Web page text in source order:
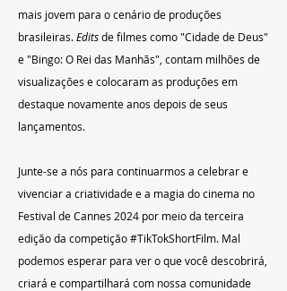
mais jovem para o cenário de produções
brasileiras. Edits de filmes como "Cidade de Deus"
e "Bingo: O Rei das Manhãs", contam milhões de
visualizações e colocaram as produções em
destaque novamente anos depois de seus
lançamentos.
Junte-se a nós para continuarmos a celebrar e
vivenciar a criatividade e a magia do cinema no
Festival de Cannes 2024 por meio da terceira
edição da competição #TikTokShortFilm. Mal
podemos esperar para ver o que você descobrirá,
criará e compartilhará com nossa comunidade